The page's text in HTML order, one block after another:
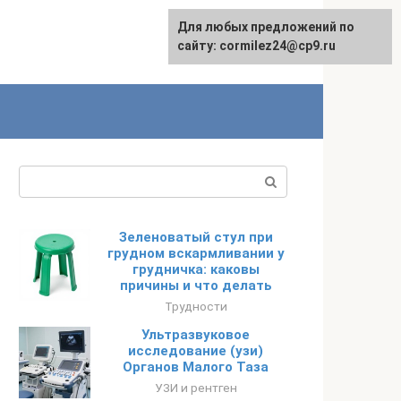
Зеленоватый стул при
грудном вскармливании у
грудничка: каковы
причины и что делать
Трудности
Ультразвуковое
исследование (узи)
Органов Малого Таза
УЗИ и рентген
Для любых предложений по
сайту: cormilez24@cp9.ru